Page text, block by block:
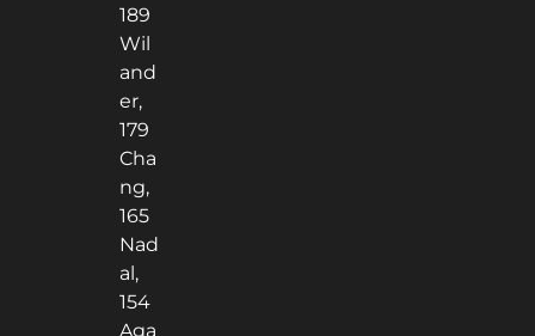
189
Wil
and
er,
179
Cha
ng,
165
Nad
al,
154
Aga